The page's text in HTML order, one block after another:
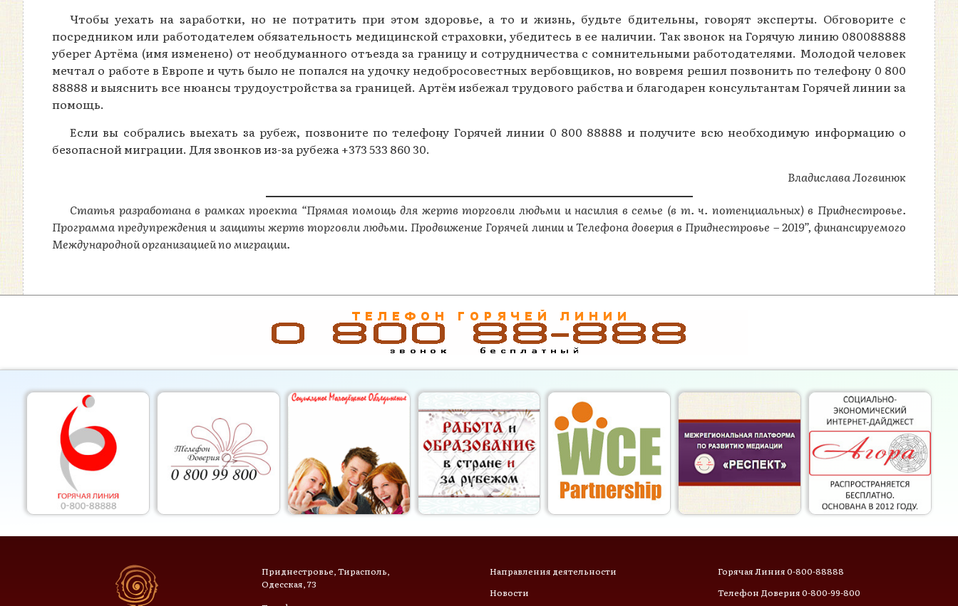
Чтобы уехать на заработки, но не потратить при этом здоровье, а то и жизнь, будьте бдительны, говорят эксперты. Обговорите с
посредником или работодателем обязательность медицинской страховки, убедитесь в ее наличии. Так звонок на Горячую линию 080088888
уберег Артёма (имя изменено) от необдуманного отъезда за границу и сотрудничества с сомнительными работодателями. Молодой человек
мечтал о работе в Европе и чуть было не попался на удочку недобросовестных вербовщиков, но вовремя решил позвонить по телефону 0 800
88888 и выяснить все нюансы трудоустройства за границей. Артём избежал трудового рабства и благодарен консультантам Горячей линии за
помощь.
Если вы собрались выехать за рубеж, позвоните по телефону Горячей линии 0 800 88888 и получите всю необходимую информацию о
безопасной миграции. Для звонков из-за рубежа +373 533 860 30.
Владислава Логвинюк
Статья разработана в рамках проекта “Прямая помощь для жертв торговли людьми и насилия в семье (в т. ч. потенциальных) в Приднестровье.
Программа предупреждения и защиты жертв торговли людьми. Продвижение Горячей линии и Телефона доверия в Приднестровье – 2019”, финансируемого
Международной организацией по миграции.
Приднестровье, Тирасполь,
Одесская, 73
Направления деятельности
Новости
Горячая Линия 0-800-88888
Телефон Доверия 0-800-99-800